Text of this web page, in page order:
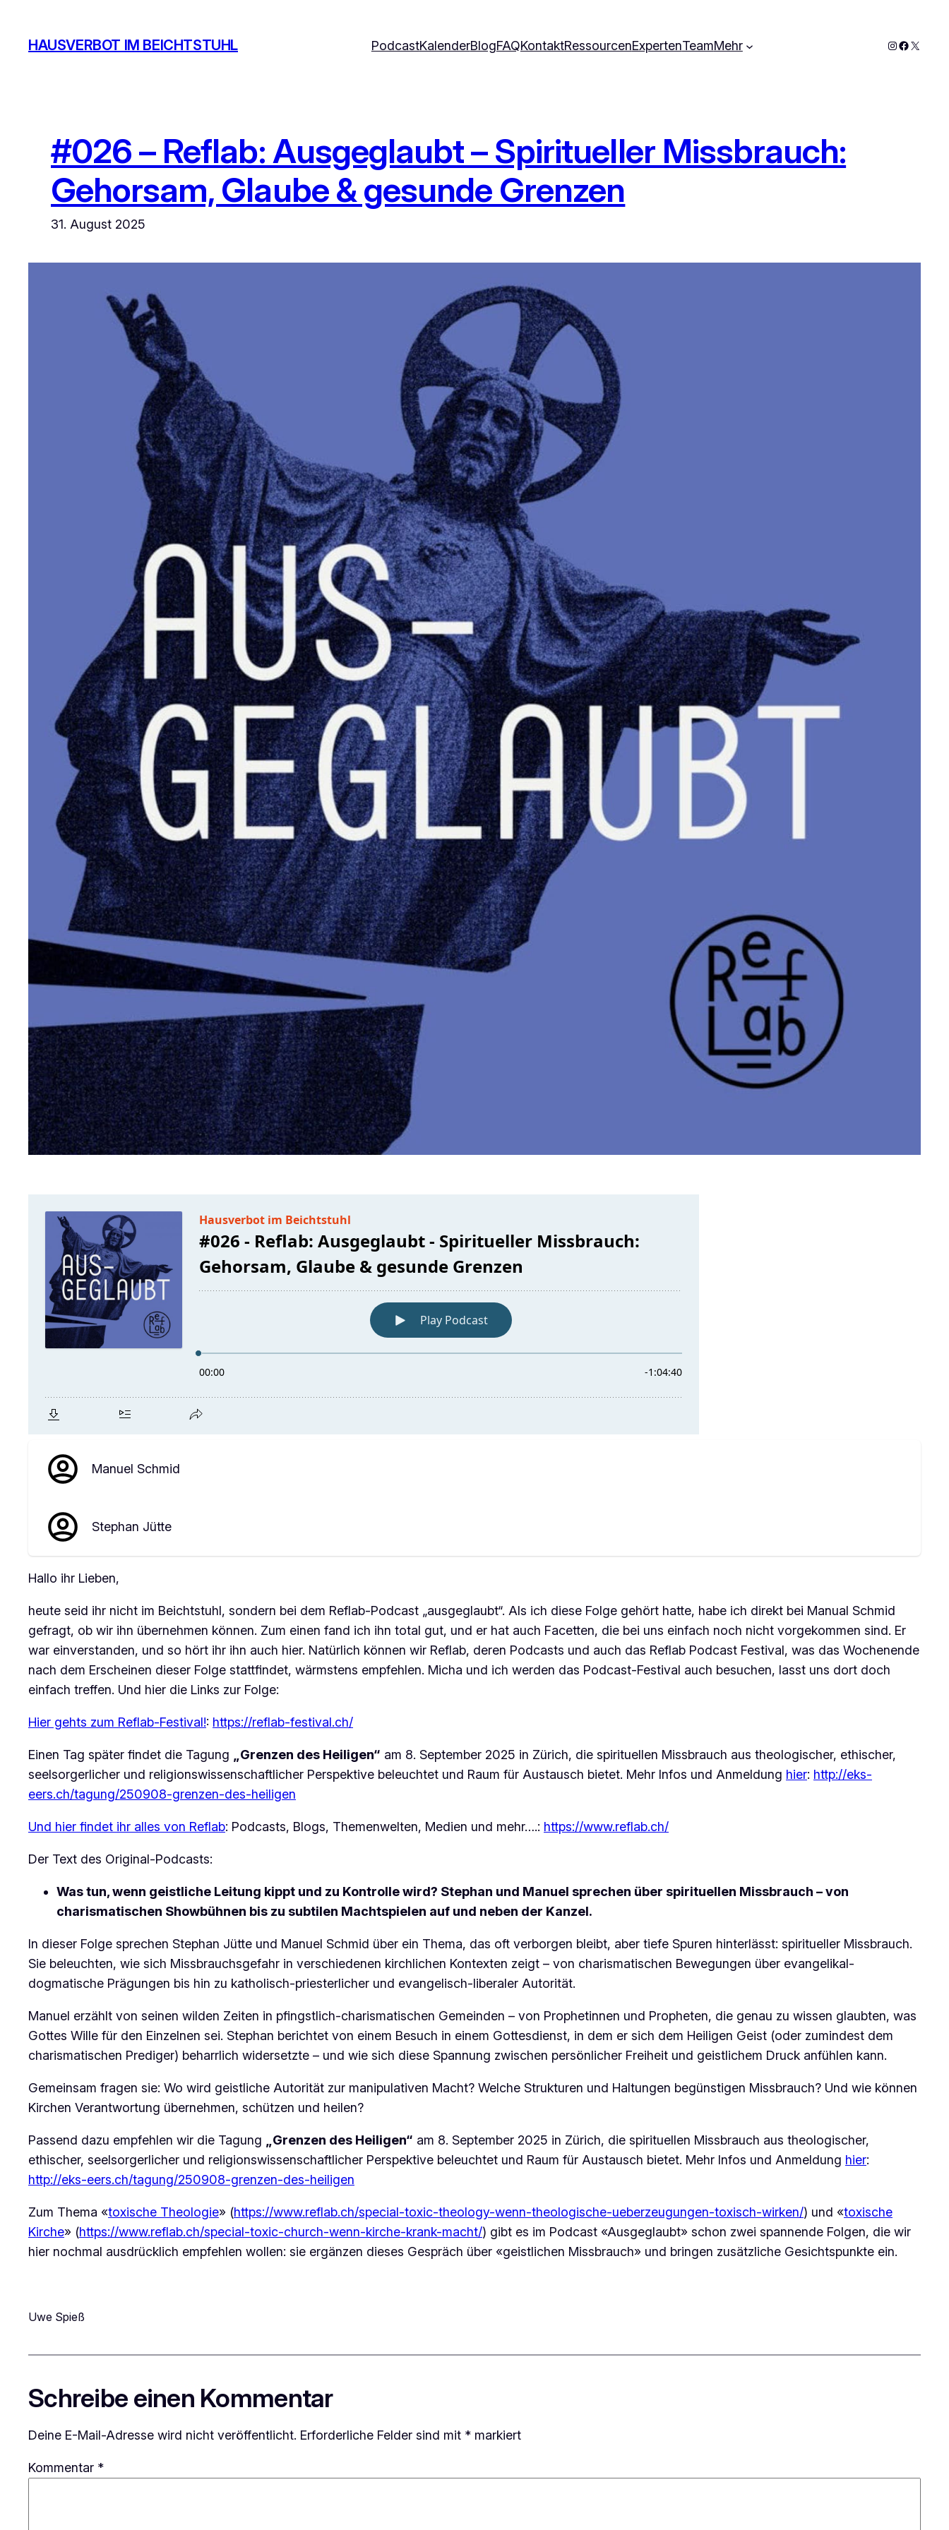
springen
HAUSVERBOT IM BEICHTSTUHL PodcastKalenderBlogFAQKontaktRessourcenExpertenTeamMehr Instagram
X
#026 – Reflab: Ausgeglaubt – Spiritueller Missbrauch:
Gehorsam, Glaube & gesunde Grenzen
31. August 2025
Manuel Schmid
Stephan Jütte
Hallo ihr Lieben,
heute seid ihr nicht im Beichtstuhl, sondern bei dem Reflab-Podcast „ausgeglaubt“. Als ich diese Folge gehört hatte, habe ich direkt bei Manual Schmid
gefragt, ob wir ihn übernehmen können. Zum einen fand ich ihn total gut, und er hat auch Facetten, die bei uns einfach noch nicht vorgekommen sind. Er
war einverstanden, und so hört ihr ihn auch hier. Natürlich können wir Reflab, deren Podcasts und auch das Reflab Podcast Festival, was das Wochenende
nach dem Erscheinen dieser Folge stattfindet, wärmstens empfehlen. Micha und ich werden das Podcast-Festival auch besuchen, lasst uns dort doch
einfach treffen. Und hier die Links zur Folge:
Hier gehts zum Reflab-Festival!: https://reflab-festival.ch/
Einen Tag später findet die Tagung „Grenzen des Heiligen“ am 8. September 2025 in Zürich, die spirituellen Missbrauch aus theologischer, ethischer,
seelsorgerlicher und religionswissenschaftlicher Perspektive beleuchtet und Raum für Austausch bietet. Mehr Infos und Anmeldung hier: http://eks-
eers.ch/tagung/250908-grenzen-des-heiligen
Und hier findet ihr alles von Reflab: Podcasts, Blogs, Themenwelten, Medien und mehr….: https://www.reflab.ch/
Der Text des Original-Podcasts:
Was tun, wenn geistliche Leitung kippt und zu Kontrolle wird? Stephan und Manuel sprechen über spirituellen Missbrauch – von
charismatischen Showbühnen bis zu subtilen Machtspielen auf und neben der Kanzel.
In dieser Folge sprechen Stephan Jütte und Manuel Schmid über ein Thema, das oft verborgen bleibt, aber tiefe Spuren hinterlässt: spiritueller Missbrauch.
Sie beleuchten, wie sich Missbrauchsgefahr in verschiedenen kirchlichen Kontexten zeigt – von charismatischen Bewegungen über evangelikal-
dogmatische Prägungen bis hin zu katholisch-priesterlicher und evangelisch-liberaler Autorität.
Manuel erzählt von seinen wilden Zeiten in pfingstlich-charismatischen Gemeinden – von Prophetinnen und Propheten, die genau zu wissen glaubten, was
Gottes Wille für den Einzelnen sei. Stephan berichtet von einem Besuch in einem Gottesdienst, in dem er sich dem Heiligen Geist (oder zumindest dem
charismatischen Prediger) beharrlich widersetzte – und wie sich diese Spannung zwischen persönlicher Freiheit und geistlichem Druck anfühlen kann.
Gemeinsam fragen sie: Wo wird geistliche Autorität zur manipulativen Macht? Welche Strukturen und Haltungen begünstigen Missbrauch? Und wie können
Kirchen Verantwortung übernehmen, schützen und heilen?
Passend dazu empfehlen wir die Tagung „Grenzen des Heiligen“ am 8. September 2025 in Zürich, die spirituellen Missbrauch aus theologischer,
ethischer, seelsorgerlicher und religionswissenschaftlicher Perspektive beleuchtet und Raum für Austausch bietet. Mehr Infos und Anmeldung hier:
http://eks-eers.ch/tagung/250908-grenzen-des-heiligen
Zum Thema «toxische Theologie» (https://www.reflab.ch/special-toxic-theology-wenn-theologische-ueberzeugungen-toxisch-wirken/) und «toxische
Kirche» (https://www.reflab.ch/special-toxic-church-wenn-kirche-krank-macht/) gibt es im Podcast «Ausgeglaubt» schon zwei spannende Folgen, die wir
hier nochmal ausdrücklich empfehlen wollen: sie ergänzen dieses Gespräch über «geistlichen Missbrauch» und bringen zusätzliche Gesichtspunkte ein.
Uwe Spieß
Schreibe einen Kommentar
Deine E-Mail-Adresse wird nicht veröffentlicht. Erforderliche Felder sind mit * markiert
Kommentar *